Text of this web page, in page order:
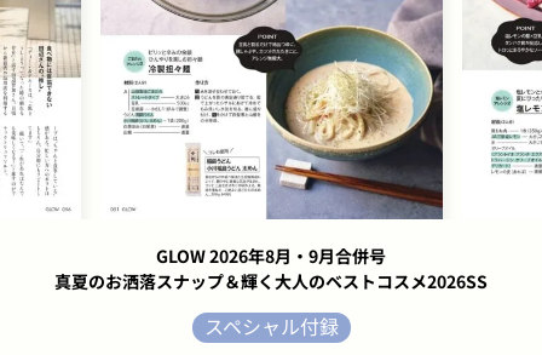
GLOW 2026年8月・9月合併号
真夏のお洒落スナップ＆輝く大人のベストコスメ2026SS
スペシャル付録